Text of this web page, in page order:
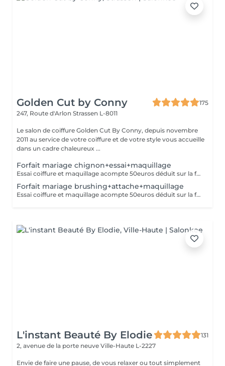
Golden Cut by Conny
175
247, Route d'Arlon Strassen L-8011
Le salon de coiffure Golden Cut By Conny, depuis novembre
2011 au service de votre coiffure et de votre style vous accueille
dans un cadre chaleureux ...
Forfait mariage chignon+essai+maquillage
Essai coiffure et maquillage acompte 50euros déduit sur la facture finale
Forfait mariage brushing+attache+maquillage
Essai coiffure et maquillage acompte 50euros déduit sur la facture finale
L'instant Beauté By Elodie
131
2, avenue de la porte neuve Ville-Haute L-2227
Envie de faire une pause, de vous relaxer ou tout simplement